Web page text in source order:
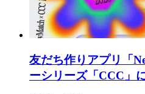
友だち作りアプリ「
ーシリーズ「CCC」